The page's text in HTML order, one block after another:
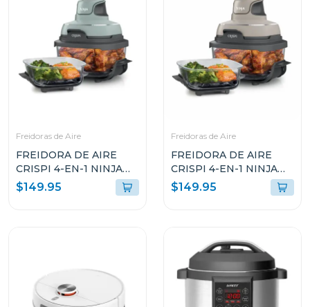
Freidoras de Aire
FREIDORA DE AIRE
CRISPI 4-EN-1 NINJA
DE COLOR VERDE CON
RECIPIENTE DE
$149.95
Freidoras de Aire
FREIDORA DE AIRE
CRISPI 4-EN-1 NINJA
DE COLOR BEIGE CON
RECIPIENTE DE
$149.95